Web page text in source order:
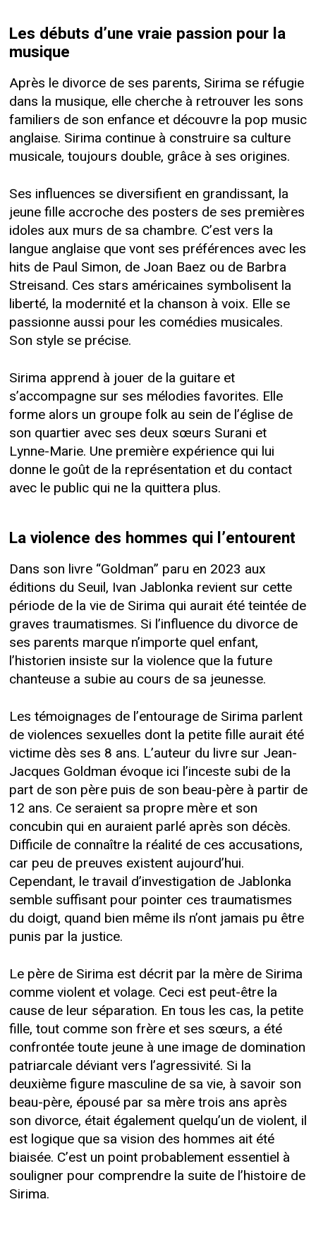
Les débuts d’une vraie passion pour la
musique
Après le divorce de ses parents, Sirima se réfugie
dans la musique, elle cherche à retrouver les sons
familiers de son enfance et découvre la pop music
anglaise. Sirima continue à construire sa culture
musicale, toujours double, grâce à ses origines.
Ses influences se diversifient en grandissant, la
jeune fille accroche des posters de ses premières
idoles aux murs de sa chambre. C’est vers la
langue anglaise que vont ses préférences avec les
hits de Paul Simon, de Joan Baez ou de Barbra
Streisand. Ces stars américaines symbolisent la
liberté, la modernité et la chanson à voix. Elle se
passionne aussi pour les comédies musicales.
Son style se précise.
Sirima apprend à jouer de la guitare et
s’accompagne sur ses mélodies favorites. Elle
forme alors un groupe folk au sein de l’église de
son quartier avec ses deux sœurs Surani et
Lynne-Marie. Une première expérience qui lui
donne le goût de la représentation et du contact
avec le public qui ne la quittera plus.
La violence des hommes qui l’entourent
Dans son livre “Goldman” paru en 2023 aux
éditions du Seuil, Ivan Jablonka revient sur cette
période de la vie de Sirima qui aurait été teintée de
graves traumatismes. Si l’influence du divorce de
ses parents marque n’importe quel enfant,
l’historien insiste sur la violence que la future
chanteuse a subie au cours de sa jeunesse.
Les témoignages de l’entourage de Sirima parlent
de violences sexuelles dont la petite fille aurait été
victime dès ses 8 ans. L’auteur du livre sur Jean-
Jacques Goldman évoque ici l’inceste subi de la
part de son père puis de son beau-père à partir de
12 ans. Ce seraient sa propre mère et son
concubin qui en auraient parlé après son décès.
Difficile de connaître la réalité de ces accusations,
car peu de preuves existent aujourd’hui.
Cependant, le travail d’investigation de Jablonka
semble suffisant pour pointer ces traumatismes
du doigt, quand bien même ils n’ont jamais pu être
punis par la justice.
Le père de Sirima est décrit par la mère de Sirima
comme violent et volage. Ceci est peut-être la
cause de leur séparation. En tous les cas, la petite
fille, tout comme son frère et ses sœurs, a été
confrontée toute jeune à une image de domination
patriarcale déviant vers l’agressivité. Si la
deuxième figure masculine de sa vie, à savoir son
beau-père, épousé par sa mère trois ans après
son divorce, était également quelqu’un de violent, il
est logique que sa vision des hommes ait été
biaisée. C’est un point probablement essentiel à
souligner pour comprendre la suite de l’histoire de
Sirima.